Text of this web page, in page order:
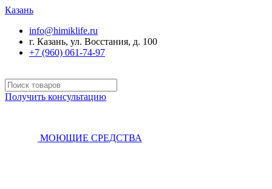
Казань
info@himiklife.ru
г. Казань, ул. Восстания, д. 100
+7 (960) 061-74-97
Получить консультацию
МОЮЩИЕ СРЕДСТВА